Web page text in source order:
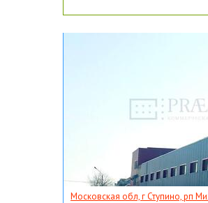
Московская обл, г Ступино, рп